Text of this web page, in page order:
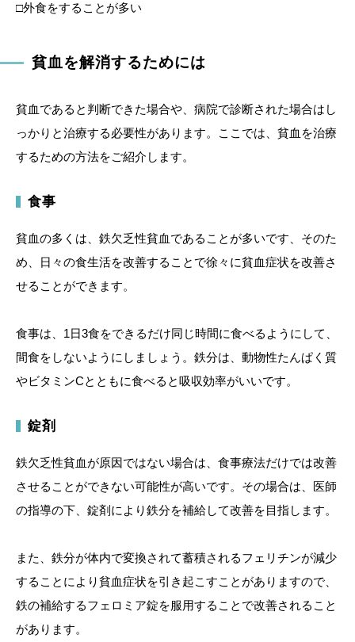
□外食をすることが多い
貧血を解消するためには
貧血であると判断できた場合や、病院で診断された場合はし
っかりと治療する必要性があります。ここでは、貧血を治療
するための方法をご紹介します。
食事
貧血の多くは、鉄欠乏性貧血であることが多いです、そのた
め、日々の食生活を改善することで徐々に貧血症状を改善さ
せることができます。
食事は、1日3食をできるだけ同じ時間に食べるようにして、
間食をしないようにしましょう。鉄分は、動物性たんぱく質
やビタミンCとともに食べると吸収効率がいいです。
錠剤
鉄欠乏性貧血が原因ではない場合は、食事療法だけでは改善
させることができない可能性が高いです。その場合は、医師
の指導の下、錠剤により鉄分を補給して改善を目指します。
また、鉄分が体内で変換されて蓄積されるフェリチンが減少
することにより貧血症状を引き起こすことがありますので、
鉄の補給するフェロミア錠を服用することで改善されること
があります。